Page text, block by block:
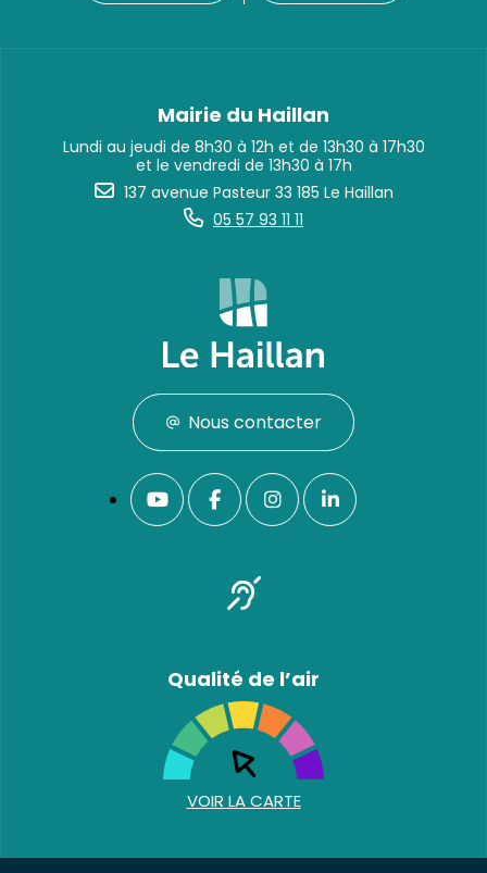
Mairie du Haillan
Lundi au jeudi de 8h30 à 12h et de 13h30 à 17h30
et le vendredi de 13h30 à 17h
137 avenue Pasteur 33 185 Le Haillan
05 57 93 11 11
Nous contacter
Qualité de l’air
VOIR LA CARTE